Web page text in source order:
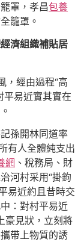
罩，孝昌包養
籠罩。
濟組織補貼居
，經由過程“高
平易近實其實在
孫開林同道率
有人全體純支出‌
網 、稅務局、財
河村采用“掛鉤
易近約且昔時交
：對村平易近
豪見狀，立刻將
帶上物質的誘